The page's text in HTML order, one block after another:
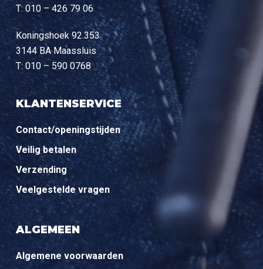
T: 010 – 426 79 06
Koningshoek 92.353
3144 BA Maassluis
T: 010 – 590 0768
KLANTENSERVICE
Contact/openingstijden
Veilig betalen
Verzending
Veelgestelde vragen
ALGEMEEN
Algemene voorwaarden